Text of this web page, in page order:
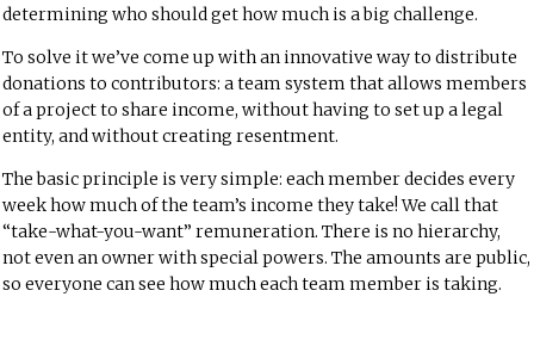
determining who should get how much is a big challenge.
To solve it we’ve come up with an innovative way to distribute
donations to contributors: a team system that allows members
of a project to share income, without having to set up a legal
entity, and without creating resentment.
The basic principle is very simple: each member decides every
week how much of the team’s income they take! We call that
“take-what-you-want” remuneration. There is no hierarchy,
not even an owner with special powers. The amounts are public,
so everyone can see how much each team member is taking.